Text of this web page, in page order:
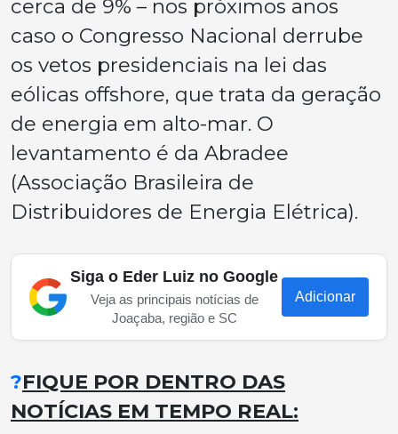
cerca de 9% – nos próximos anos
caso o Congresso Nacional derrube
os vetos presidenciais na lei das
eólicas offshore, que trata da geração
de energia em alto-mar. O
levantamento é da Abradee
(Associação Brasileira de
Distribuidores de Energia Elétrica).
Siga o Eder Luiz no Google
Veja as principais notícias de
Joaçaba, região e SC
Adicionar
?FIQUE POR DENTRO DAS
NOTÍCIAS EM TEMPO REAL: